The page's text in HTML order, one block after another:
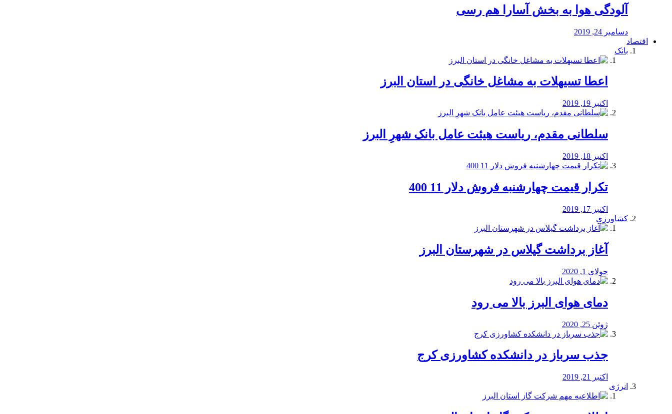
آلودگی هوا به بخش آسارا هم رسی
دسامبر 24, 2019
اقتصاد
بانک
️اعطا تسیهلات به مشاغل خانگی در استان البرز
اکتبر 19, 2019
سلطانی مقدم، ریاست هیئت عامل بانک شهرِ البرز
اکتبر 18, 2019
تکرار قیمت چهارشنبه فروش دلار 11 400
اکتبر 17, 2019
کشاورزی
آغاز برداشت گیلاس در شهرستان البرز
جولای 1, 2020
دمای هوای البرز بالا می رود
ژوئن 25, 2020
جذب سرباز در دانشکده کشاورزی کرج
اکتبر 21, 2019
انرژی